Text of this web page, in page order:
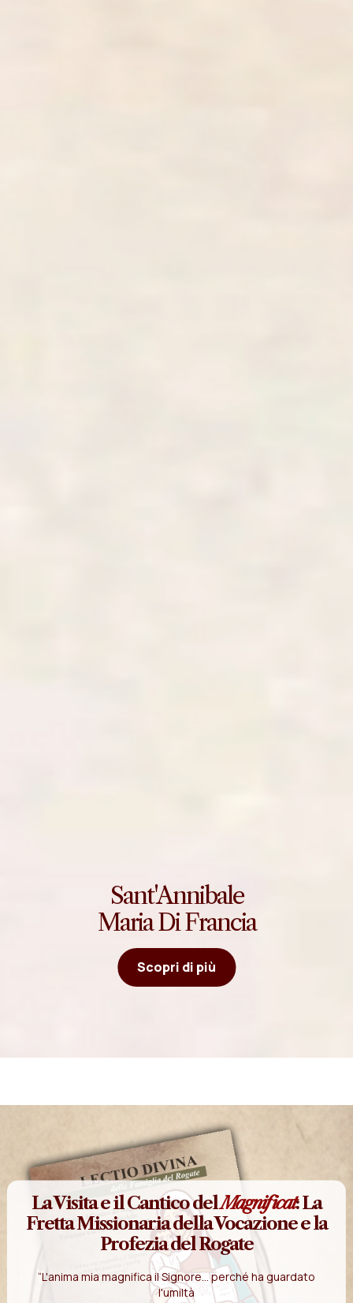
Sant'Annibale
Maria Di Francia
Scopri di più
La Visita e il Cantico delMagnificat: La
Fretta Missionaria della Vocazione e la
Profezia del Rogate
“L'anima mia magnifica il Signore... perché ha guardato
l'umiltà